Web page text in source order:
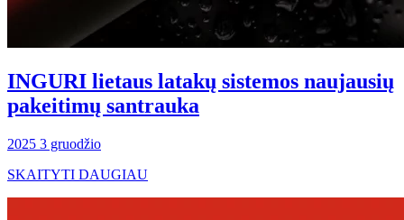
INGURI lietaus latakų sistemos naujausių
pakeitimų santrauka
2025 3 gruodžio
SKAITYTI DAUGIAU